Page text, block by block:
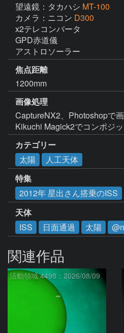
望遠鏡：タカハシ MT-100
カメラ：ニコン D300
x2テレコンバータ
GPD赤道儀
アストロソーラー
焦点距離
1200mm
画像処理
CaptureNX2、Photoshopで
Kikuchi Magick2でコンポジッ
カテゴリー
太陽
人工天体
特集
2012年 星出さん搭乗のISS
天体
ISS
日面通過 太陽
関連作品
活動領域 4498：2026/08/09